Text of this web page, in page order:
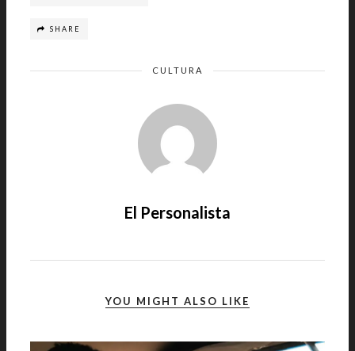
SHARE
CULTURA
El Personalista
YOU MIGHT ALSO LIKE